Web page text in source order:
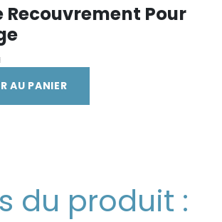
Recouvrement Pour
AU PANIER
du produit :